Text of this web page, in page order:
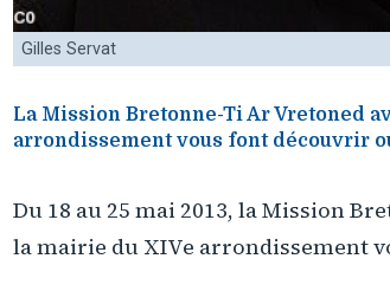
Gilles Servat
La Mission Bretonne-Ti Ar Vretoned
arrondissement vous font découvrir
Du 18 au 25 mai 2013, la Mission
la mairie du XIVe arrondissement